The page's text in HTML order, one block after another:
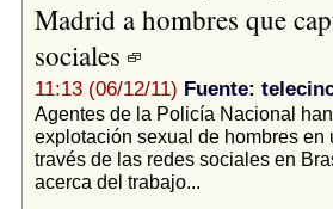
Madrid a hombres que
sociales
11:13 (06/12/11) Fuente:
Agentes de la Policía Nacional
explotación sexual de hombres
través de las redes sociales en
acerca del trabajo...